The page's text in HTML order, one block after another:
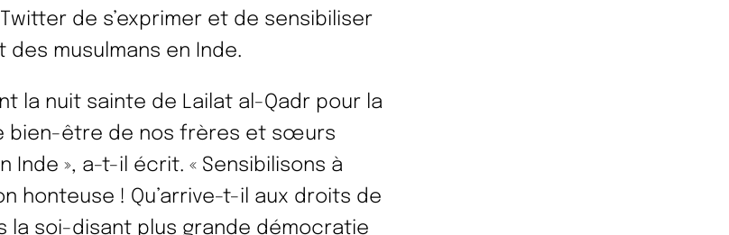
de s’exprimer et de sensibiliser
des musulmans en Inde.
la nuit sainte de Lailat al-Qadr pour la
bien-être de nos frères et sœurs
Inde », a-t-il écrit. « Sensibilisons à
honteuse ! Qu’arrive-t-il aux droits de
la soi-disant plus grande démocratie